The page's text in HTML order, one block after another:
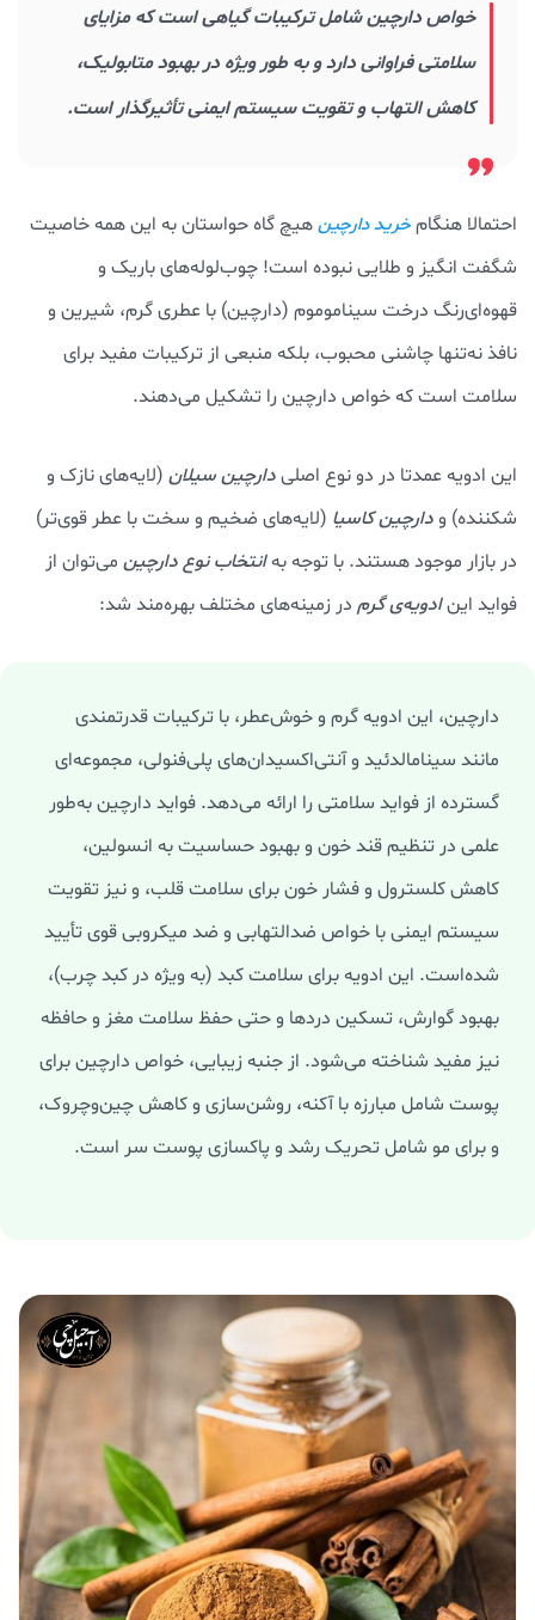
خواص دارچین شامل ترکیبات گیاهی است که مزایای
سلامتی فراوانی دارد و به طور ویژه در بهبود متابولیک،
کاهش التهاب و تقویت سیستم ایمنی تأثیرگذار است.
احتمالا هنگامخرید دارچینهیچ گاه حواستان به این همه خاصیت
شگفت انگیز و طلایی نبوده است! چوب‌لوله‌های باریک و
قهوه‌ای‌رنگ درخت سیناموموم (دارچین) با عطری گرم، شیرین و
نافذ نه‌تنها چاشنی‌ محبوب، بلکه منبعی از ترکیبات مفید برای
سلامت است که خواص دارچین را تشکیل می‌دهند.
این ادویه عمدتا در دو نوع اصلیدارچین سیلان (لایه‌های نازک و
شکننده) ودارچین کاسیا (لایه‌های ضخیم و سخت با عطر قوی‌تر)
در بازار موجود هستند. با توجه بهانتخاب نوع دارچین می‌توان از
فواید اینادویه‌ی گرم در زمینه‌های مختلف بهره‌مند شد:
دارچین، این ادویه گرم و خوش‌عطر، با ترکیبات قدرتمندی
مانند سینامالدئید و آنتی‌اکسیدان‌های پلی‌فنولی، مجموعه‌ای
گسترده از فواید سلامتی را ارائه می‌دهد. فواید دارچین به‌طور
علمی در تنظیم قند خون و بهبود حساسیت به انسولین،
کاهش کلسترول و فشار خون برای سلامت قلب، و نیز تقویت
سیستم ایمنی با خواص ضدالتهابی و ضد میکروبی قوی تأیید
شده‌است. این ادویه برای سلامت کبد (به ویژه در کبد چرب)،
بهبود گوارش، تسکین دردها و حتی حفظ سلامت مغز و حافظه
نیز مفید شناخته می‌شود. از جنبه زیبایی، خواص دارچین برای
پوست شامل مبارزه با آکنه، روشن‌سازی و کاهش چین‌وچروک،
و برای مو شامل تحریک رشد و پاکسازی پوست سر است.